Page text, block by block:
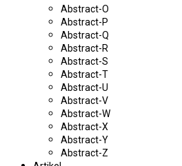
Abstract-O
Abstract-P
Abstract-Q
Abstract-R
Abstract-S
Abstract-T
Abstract-U
Abstract-V
Abstract-W
Abstract-X
Abstract-Y
Abstract-Z